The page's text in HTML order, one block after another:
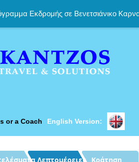
or a Coach English Version:
Εκδρομής σε Βενετσιάνικο